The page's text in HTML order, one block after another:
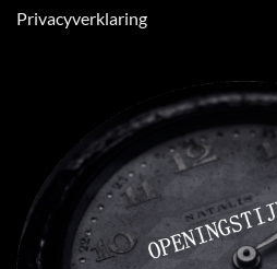
Privacyverklaring